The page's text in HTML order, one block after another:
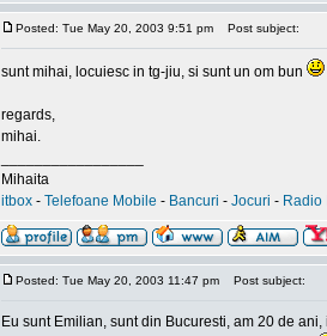
Posted: Tue May 20, 2003 9:51 pm Post subject:
sunt mihai, locuiesc in tg-jiu, si sunt un om bun
regards,
mihai.
Mihaita
itbox - Telefoane Mobile - Bancuri - Jocuri - Radio
Posted: Tue May 20, 2003 11:47 pm Post subject:
Eu sunt Emilian, sunt din Bucuresti, am 20 de